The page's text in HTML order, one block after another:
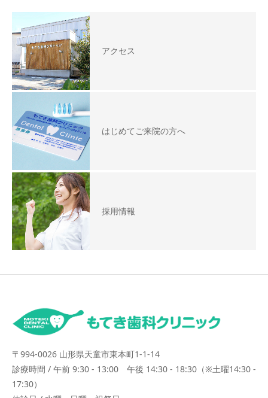
アクセス
はじめてご来院の方へ
採用情報
〒994-0026 山形県天童市東本町1-1-14
診療時間 / 午前 9:30 - 13:00 午後 14:30 - 18:30（※土曜14:30 -
17:30）